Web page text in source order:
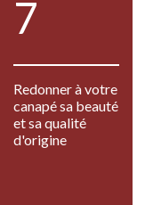
7
Redonner à votre
canapé sa beauté
et sa qualité
d'origine